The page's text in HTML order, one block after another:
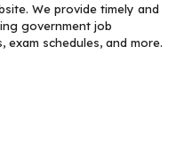
We provide timely and
government job
exam schedules, and more.